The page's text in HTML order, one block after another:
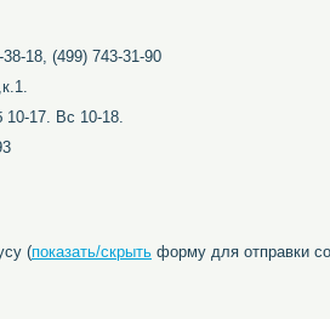
18, (499) 743-31-90
17. Вс 10-18.
(показать/скрыть форму для отправки